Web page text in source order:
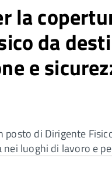
la
da
e
di Dirigente
luoghi di lavoro e